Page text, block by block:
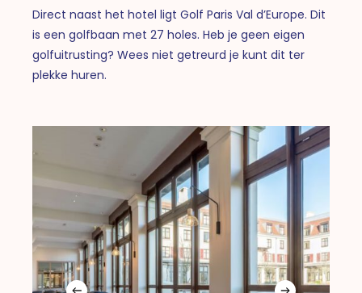
Direct naast het hotel ligt Golf Paris Val d’Europe. Dit
is een golfbaan met 27 holes. Heb je geen eigen
golfuitrusting? Wees niet getreurd je kunt dit ter
plekke huren.